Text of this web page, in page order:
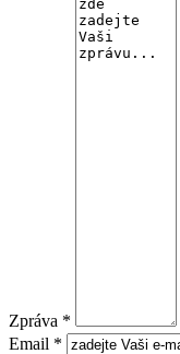
Zpráva *
Email *